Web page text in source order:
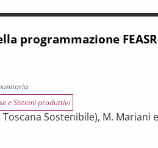
programmazione
e Sistemi produttivi
Sostenibile), M. Mariani
FEASR. Monitoraggio